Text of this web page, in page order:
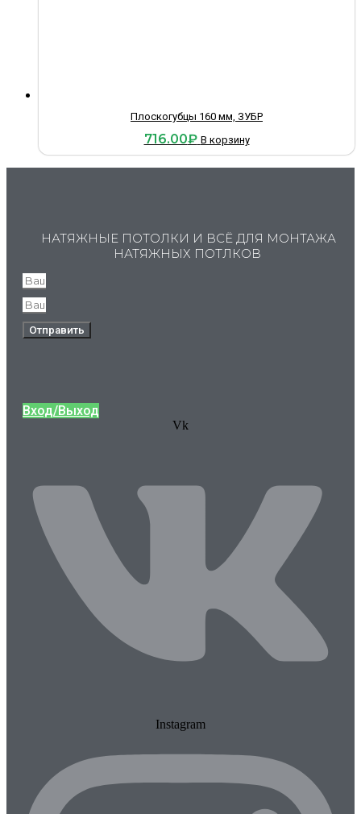
Плоскогубцы 160 мм, ЗУБР
716.00₽ В корзину
НАТЯЖНЫЕ ПОТОЛКИ И ВСЁ ДЛЯ МОНТАЖА
НАТЯЖНЫХ ПОТЛКОВ
Отправить
Вход/Выход
Vk
Instagram